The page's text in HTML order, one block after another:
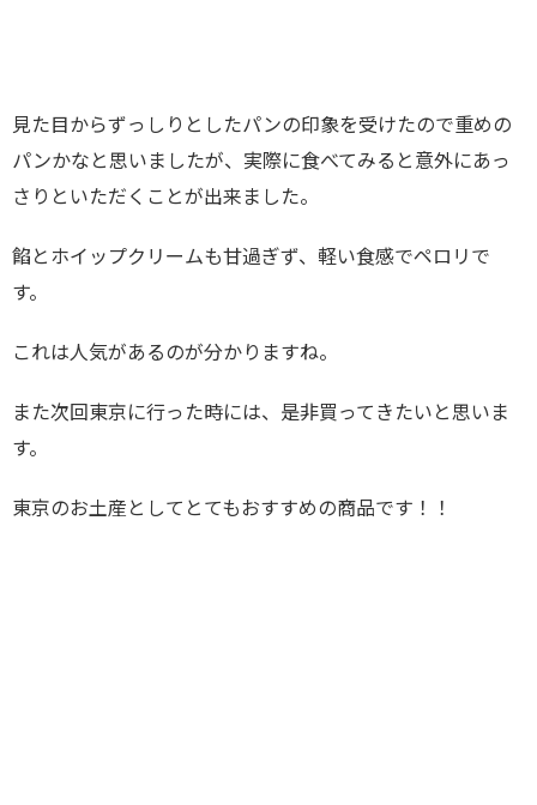
見た目からずっしりとしたパンの印象を受けたので重めの
パンかなと思いましたが、実際に食べてみると意外にあっ
さりといただくことが出来ました。
餡とホイップクリームも甘過ぎず、軽い食感でペロリで
す。
これは人気があるのが分かりますね。
また次回東京に行った時には、是非買ってきたいと思いま
す。
東京のお土産としてとてもおすすめの商品です！！